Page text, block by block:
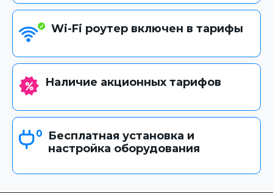
Wi-Fi роутер включен в тарифы
Наличие акционных тарифов
Бесплатная установка и
настройка оборудования